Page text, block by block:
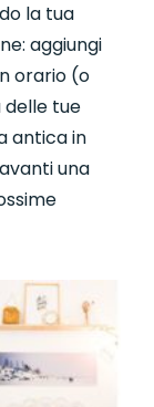
la tua
aggiungi
orario (o
delle tue
antica in
una